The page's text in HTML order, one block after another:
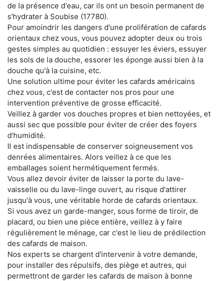
de la présence d'eau, car ils ont un besoin permanent de
s'hydrater à Soubise (17780).
Pour amoindrir les dangers d'une prolifération de cafards
orientaux chez vous, vous pouvez adopter deux ou trois
gestes simples au quotidien : essuyer les éviers, essuyer
les sols de la douche, essorer les éponge aussi bien à la
douche qu'à la cuisine, etc.
Une solution ultime pour éviter les cafards américains
chez vous, c'est de contacter nos pros pour une
intervention préventive de grosse efficacité.
Veillez à garder vos douches propres et bien nettoyées, et
aussi sec que possible pour éviter de créer des foyers
d'humidité.
Il est indispensable de conserver soigneusement vos
denrées alimentaires. Alors veillez à ce que les
emballages soient hermétiquement fermés.
Vous allez devoir éviter de laisser la porte du lave-
vaisselle ou du lave-linge ouvert, au risque d'attirer
jusqu'à vous, une véritable horde de cafards orientaux.
Si vous avez un garde-manger, sous forme de tiroir, de
placard, ou bien une pièce entière, veillez à y faire
régulièrement le ménage, car c'est le lieu de prédilection
des cafards de maison.
Nos experts se chargent d'intervenir à votre demande,
pour installer des répulsifs, des piège et autres, qui
permettront de garder les cafards de maison à bonne